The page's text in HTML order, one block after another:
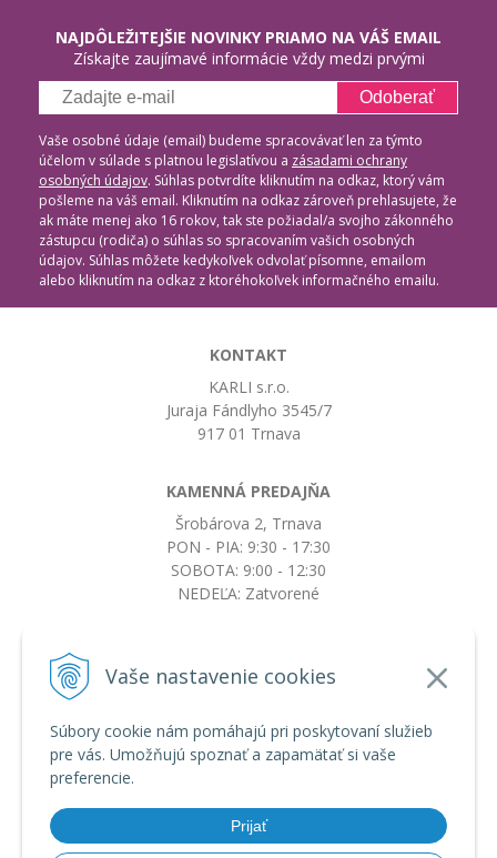
Vaše nastavenie cookies
Súbory cookie nám pomáhajú pri poskytovaní služieb
pre vás. Umožňujú spoznať a zapamätať si vaše
preferencie.
Prijať
NAJDÔLEŽITEJŠIE NOVINKY PRIAMO NA VÁŠ EMAIL
Získajte zaujímavé informácie vždy medzi prvými
Odoberať
Vaše osobné údaje (email) budeme spracovávať len za týmto
účelom v súlade s platnou legislatívou a zásadami ochrany
osobných údajov. Súhlas potvrdíte kliknutím na odkaz, ktorý vám
pošleme na váš email. Kliknutím na odkaz zároveň prehlasujete, že
ak máte menej ako 16 rokov, tak ste požiadal/a svojho zákonného
zástupcu (rodiča) o súhlas so spracovaním vašich osobných
údajov. Súhlas môžete kedykoľvek odvolať písomne, emailom
alebo kliknutím na odkaz z ktoréhokoľvek informačného emailu.
KONTAKT
KARLI s.r.o.
Juraja Fándlyho 3545/7
917 01 Trnava
KAMENNÁ PREDAJŇA
Šrobárova 2, Trnava
PON - PIA: 9:30 - 17:30
SOBOTA: 9:00 - 12:30
NEDEĽA: Zatvorené
objednavky@botkydorobotky.sk
VŠETKO O NÁKUPE
Ochrana osobných údajov
Možnosti dopravy a platby